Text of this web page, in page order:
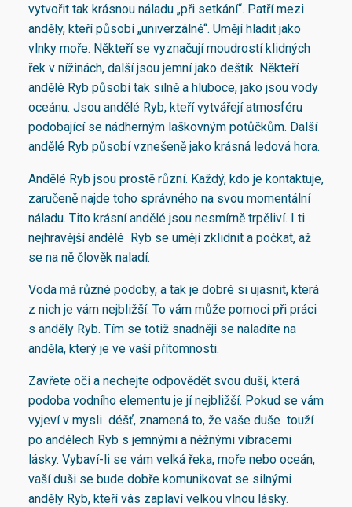
vytvořit tak krásnou náladu „při setkání“. Patří mezi
anděly, kteří působí „univerzálně“. Umějí hladit jako
vlnky moře. Někteří se vyznačují moudrostí klidných
řek v nížinách, další jsou jemní jako deštík. Někteří
andělé Ryb působí tak silně a hluboce, jako jsou vody
oceánu. Jsou andělé Ryb, kteří vytvářejí atmosféru
podobající se nádherným laškovným potůčkům. Další
andělé Ryb působí vznešeně jako krásná ledová hora.
Andělé Ryb jsou prostě různí. Každý, kdo je kontaktuje,
zaručeně najde toho správného na svou momentální
náladu. Tito krásní andělé jsou nesmírně trpěliví. I ti
nejhravější andělé Ryb se umějí zklidnit a počkat, až
se na ně člověk naladí.
Voda má různé podoby, a tak je dobré si ujasnit, která
z nich je vám nejbližší. To vám může pomoci při práci
s anděly Ryb. Tím se totiž snadněji se naladíte na
anděla, který je ve vaší přítomnosti.
Zavřete oči a nechejte odpovědět svou duši, která
podoba vodního elementu je jí nejbližší. Pokud se vám
vyjeví v mysli déšť, znamená to, že vaše duše touží
po andělech Ryb s jemnými a něžnými vibracemi
lásky. Vybaví-li se vám velká řeka, moře nebo oceán,
vaší duši se bude dobře komunikovat se silnými
anděly Ryb, kteří vás zaplaví velkou vlnou lásky.